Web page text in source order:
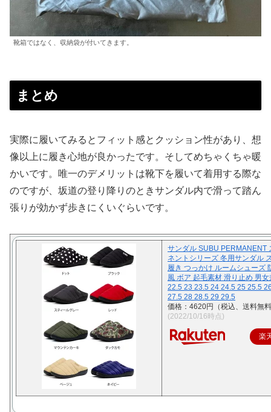
靴箱ではなく、収納袋が付いてきます。
まとめ
実際に履いてみるとフィット感とクッション性があり、想
像以上に履き心地が良かったです。そしてめちゃくちゃ暖
かいです。唯一のデメリットは靴下を履いて着用する際な
のですが、坂道の登り降りのときサンダル内で滑って踏ん
張りが効かず歩きにくいぐらいです。
サンダル SUBU PERMANENT
ネントシリーズ 冬用サンダル
履き つっかけ ルームシューズ
風 ボア 起毛素材 滑り止め 男
22.5 23 23.5 24 24.5 25 25.5
27.5 28 28.5 29 29.5
価格：4620円（税込、送料無
(2022/10/16時点)
楽